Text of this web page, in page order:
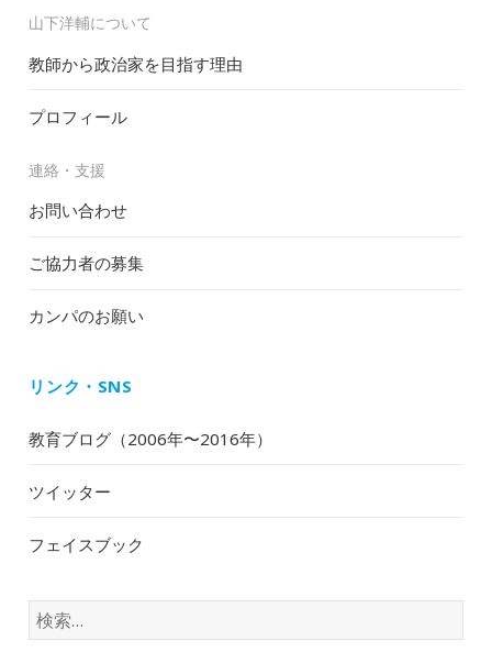
山下洋輔について
教師から政治家を目指す理由
プロフィール
連絡・支援
お問い合わせ
ご協力者の募集
カンパのお願い
リンク・SNS
教育ブログ（2006年〜2016年）
ツイッター
フェイスブック
検
索: